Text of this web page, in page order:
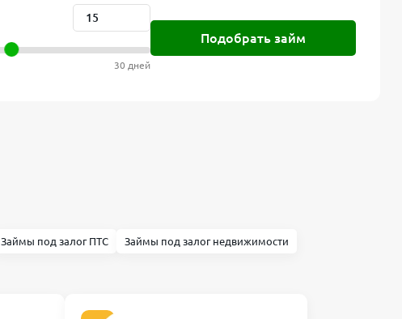
30 дней
Подобрать займ
Займы под залог ПТС Займы под залог недвижимости